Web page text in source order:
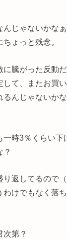
んじゃないかな
ょっと残念。
に騰がった反動
して、またお買
るんじゃないか
一時3％くらい下
？
返してるので
わけでもなく落
次第？